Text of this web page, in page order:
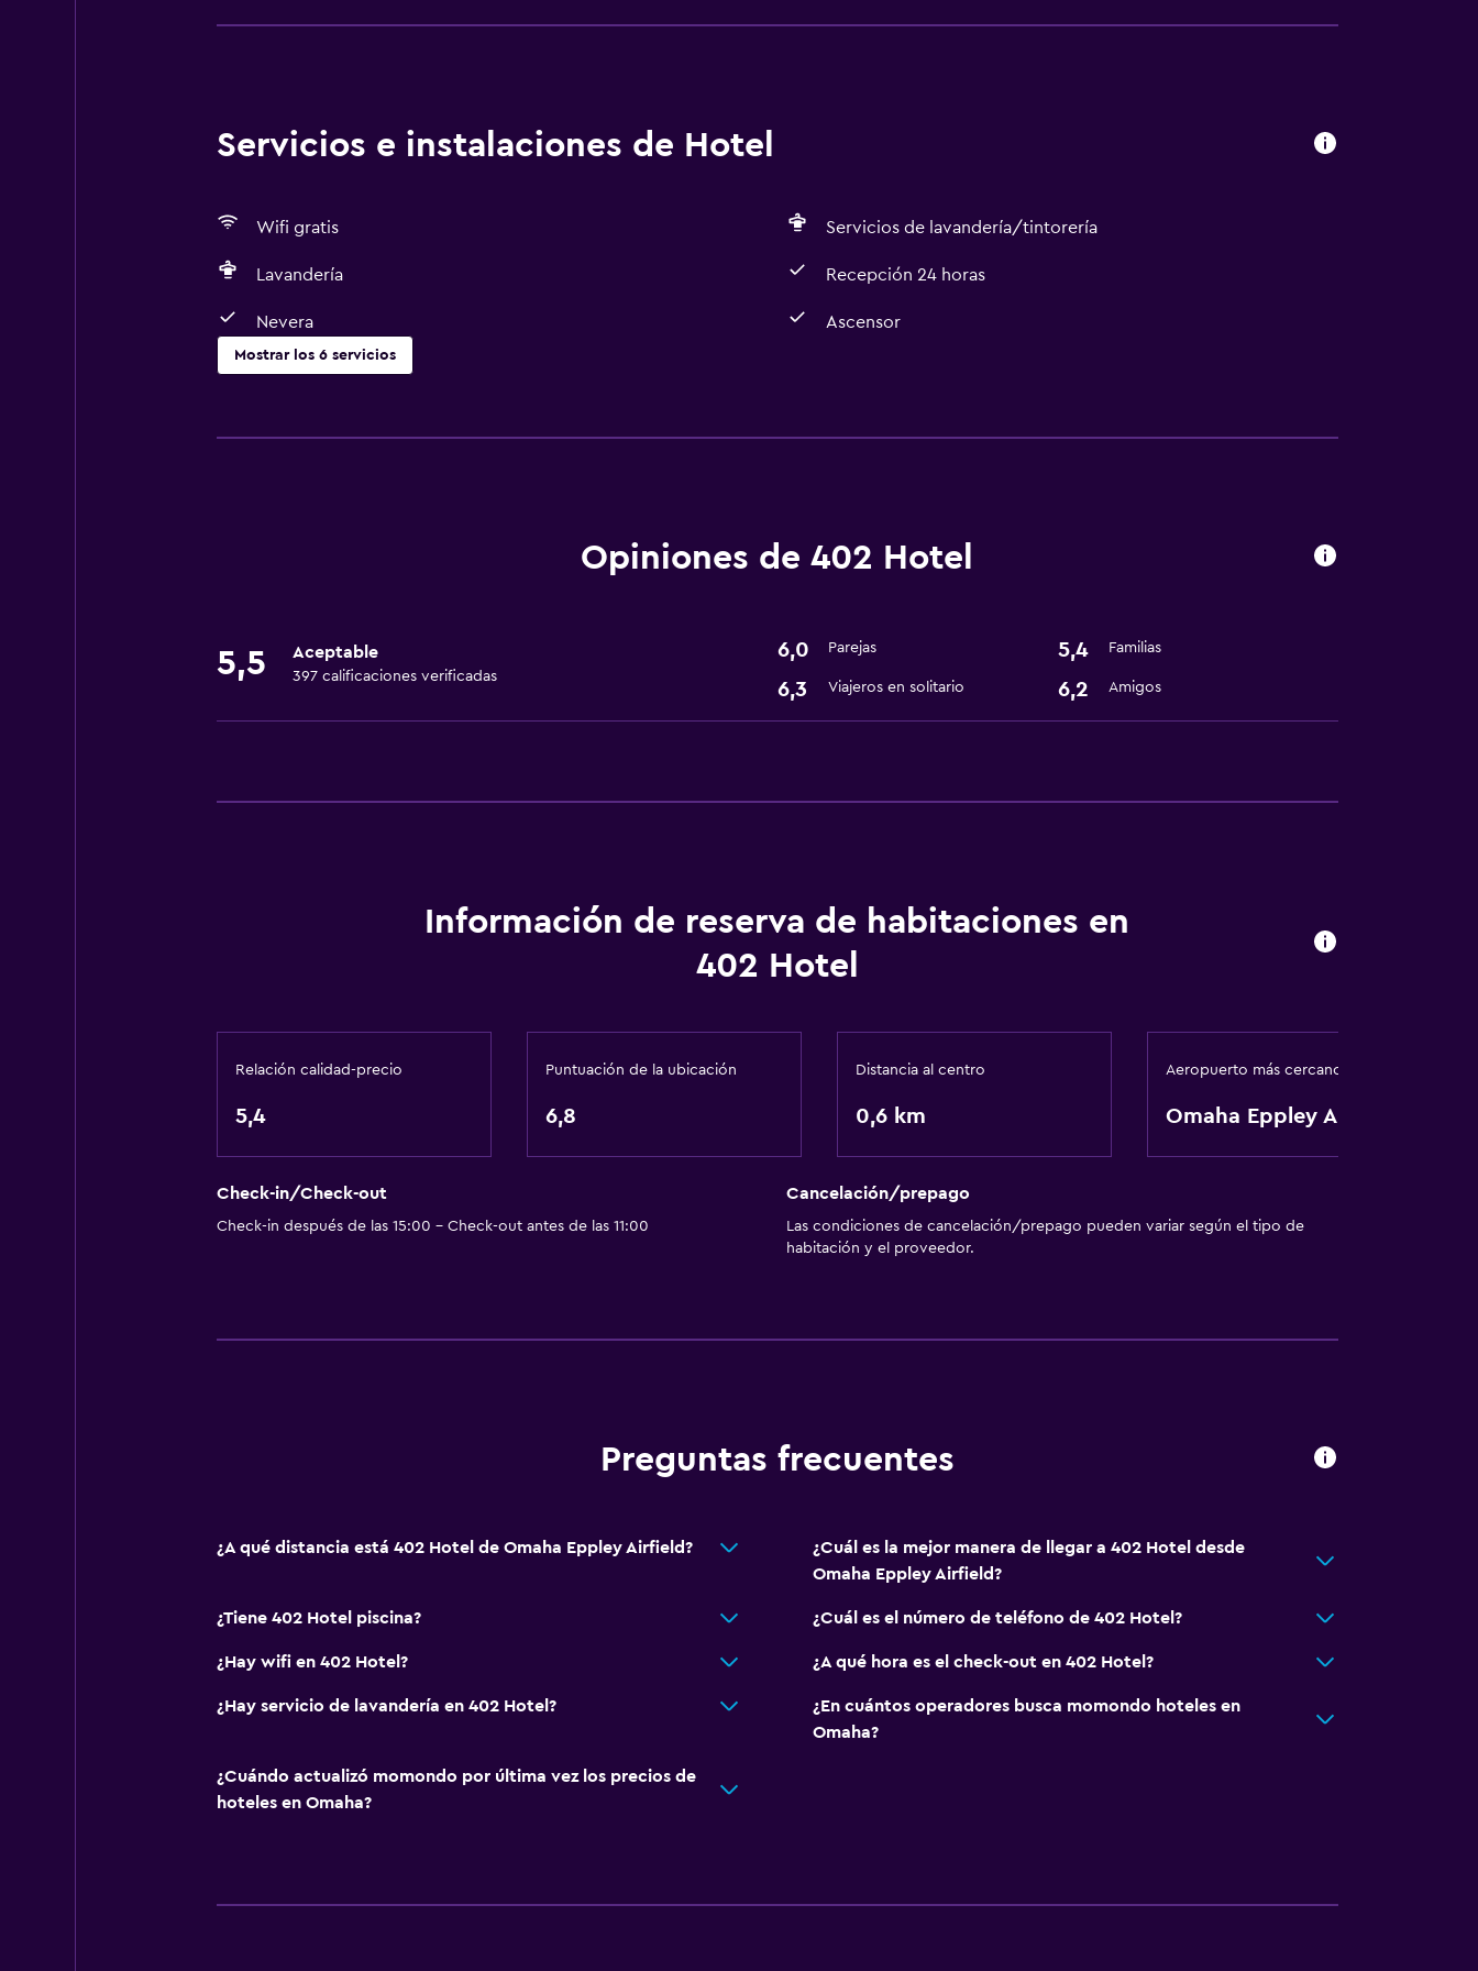
una temperatura mínima de 60 °C Las superficies donde hay más contacto se limpian con desinfectante El establecimiento asegura que está
Servicios e instalaciones de Hotel
Wifi gratis Servicios de lavandería/tintorería
Lavandería Recepción 24 horas
Nevera Ascensor
Mostrar los 6 servicios
Lavandería
Ascensor
Recepción 24 horas
Wifi gratis
Opiniones de 402 Hotel
5,5 Aceptable
397 calificaciones verificadas
6,0 Parejas 5,4 Familias
6,3 Viajeros en solitario 6,2 Amigos
Información de reserva de habitaciones en
402 Hotel
Relación calidad-precio
5,4
Puntuación de la ubicación
6,8
Distancia al centro
0,6 km
Aeropuerto más cercano
Omaha Eppley Airfield
Check-in/Check-out
Check-in después de las 15:00 - Check-out antes de las 11:00
Cancelación/prepago
Las condiciones de cancelación/prepago pueden variar según el tipo de
habitación y el proveedor.
Preguntas frecuentes
¿A qué distancia está 402 Hotel de Omaha Eppley Airfield?
¿Cuál es la mejor manera de llegar a 402 Hotel desde
Omaha Eppley Airfield?
¿Tiene 402 Hotel piscina? ¿Cuál es el número de teléfono de 402 Hotel?
¿Hay wifi en 402 Hotel? ¿A qué hora es el check-out en 402 Hotel?
¿Hay servicio de lavandería en 402 Hotel?
¿En cuántos operadores busca momondo hoteles en
Omaha?
¿Cuándo actualizó momondo por última vez los precios de
hoteles en Omaha?